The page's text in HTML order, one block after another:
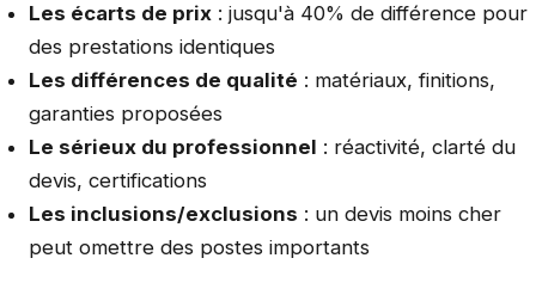
Les écarts de prix : jusqu'à 40% de différence pour
des prestations identiques
Les différences de qualité : matériaux, finitions,
garanties proposées
Le sérieux du professionnel : réactivité, clarté du
devis, certifications
Les inclusions/exclusions : un devis moins cher
peut omettre des postes importants